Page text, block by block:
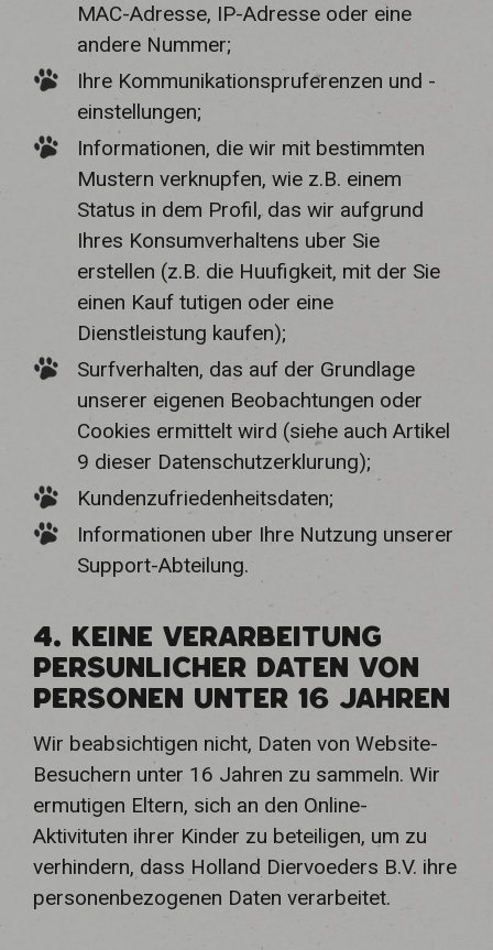
MAC-Adresse, IP-Adresse oder eine
andere Nummer;
Ihre Kommunikationspruferenzen und -
einstellungen;
Informationen, die wir mit bestimmten
Mustern verknupfen, wie z.B. einem
Status in dem Profil, das wir aufgrund
Ihres Konsumverhaltens uber Sie
erstellen (z.B. die Huufigkeit, mit der Sie
einen Kauf tutigen oder eine
Dienstleistung kaufen);
Surfverhalten, das auf der Grundlage
unserer eigenen Beobachtungen oder
Cookies ermittelt wird (siehe auch Artikel
9 dieser Datenschutzerklurung);
Kundenzufriedenheitsdaten;
Informationen uber Ihre Nutzung unserer
Support-Abteilung.
4. KEINE VERARBEITUNG
PERSUNLICHER DATEN VON
PERSONEN UNTER 16 JAHREN
Wir beabsichtigen nicht, Daten von Website-
Besuchern unter 16 Jahren zu sammeln. Wir
ermutigen Eltern, sich an den Online-
Aktivituten ihrer Kinder zu beteiligen, um zu
verhindern, dass Holland Diervoeders B.V. ihre
personenbezogenen Daten verarbeitet.